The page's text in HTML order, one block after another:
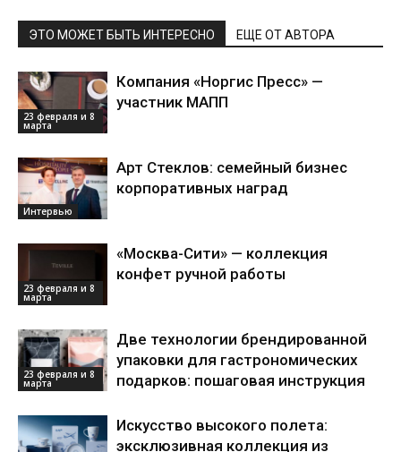
ЭТО МОЖЕТ БЫТЬ ИНТЕРЕСНО ЕЩЕ ОТ АВТОРА
23 февраля и 8
марта
Компания «Норгис Пресс» —
участник МАПП
Интервью
Арт Стеклов: семейный бизнес
корпоративных наград
23 февраля и 8
марта
«Москва-Сити» — коллекция
конфет ручной работы
23 февраля и 8
марта
Две технологии брендированной
упаковки для гастрономических
подарков: пошаговая инструкция
Искусство высокого полета:
эксклюзивная коллекция из